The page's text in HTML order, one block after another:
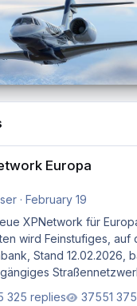
Europa
· February 19
XPNetwork für
wird Feinstufiges, auf
Stand 12.02.2026,
325 replies